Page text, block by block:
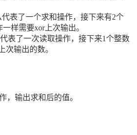
了一个求和操作，接下来有2个
样需要xor上次输出。
了一次读取操作，接下来1个整数
次输出的数。
输出求和后的值。